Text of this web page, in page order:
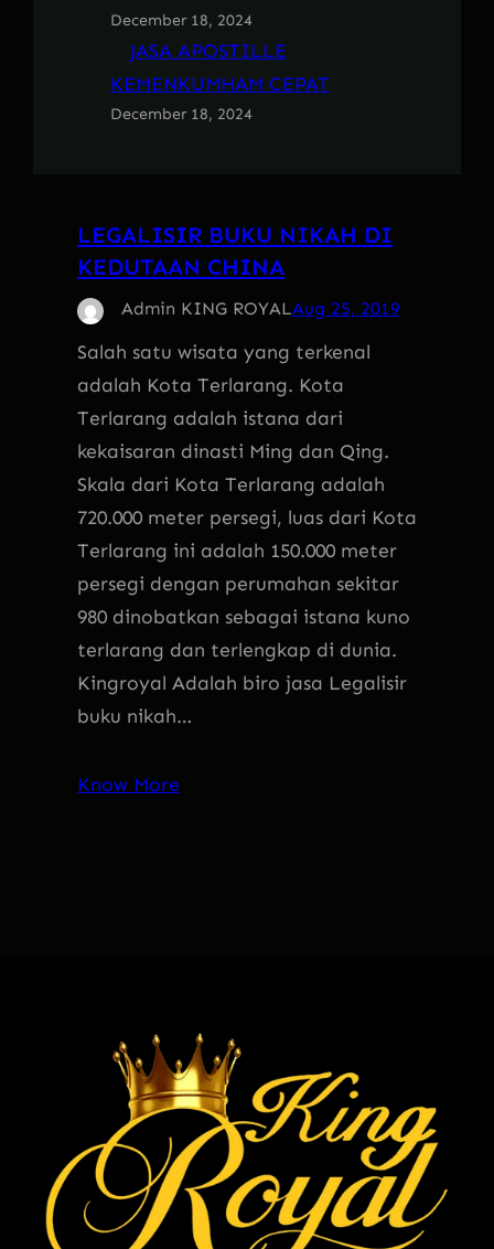
December 18, 2024
JASA APOSTILLE
KEMENKUMHAM CEPAT
December 18, 2024
LEGALISIR BUKU NIKAH DI
KEDUTAAN CHINA
Admin KING ROYALAug 25, 2019
Salah satu wisata yang terkenal
adalah Kota Terlarang. Kota
Terlarang adalah istana dari
kekaisaran dinasti Ming dan Qing.
Skala dari Kota Terlarang adalah
720.000 meter persegi, luas dari Kota
Terlarang ini adalah 150.000 meter
persegi dengan perumahan sekitar
980 dinobatkan sebagai istana kuno
terlarang dan terlengkap di dunia.
Kingroyal Adalah biro jasa Legalisir
buku nikah…
Know More